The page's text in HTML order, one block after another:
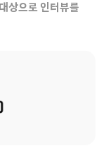
상으로 인터뷰를